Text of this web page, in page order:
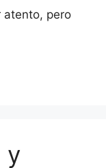
atento, pero
y